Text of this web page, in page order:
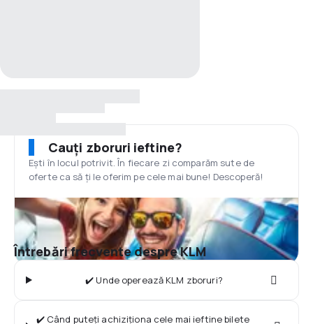
Cauți zboruri ieftine?
Ești în locul potrivit. În fiecare zi comparăm sute de
oferte ca să ți le oferim pe cele mai bune! Descoperă!
Întrebări frecvente despre KLM
✔️ Unde operează KLM zboruri?
✔️ Când puteți achiziționa cele mai ieftine bilete